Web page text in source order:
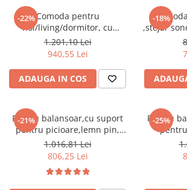
Dulapuri haine si Sifoniere
Masute de toaleta
Noptiere dormitor
Paturi cu saltea inclusa(pachet
promo)
Paturi lemn & pal
Paturi metalice
Paturi tapitate
-22%Comoda pentru
hol/living/dormitor, cu
sertare, stejar
sonoma,123x85x34 cm,Bortis
Impex
1.201,10 Lei
940,55 Lei
ADAUGA IN COS
-18%
,stejar
-21%
Fotoliu balansoar,cu suport
pentru picioare,lemn pin,
stofa/textil alb/crem ,cu
perna,Bortis
1.016,81 Lei
806,25 Lei
-25%
Fotoliu
maro